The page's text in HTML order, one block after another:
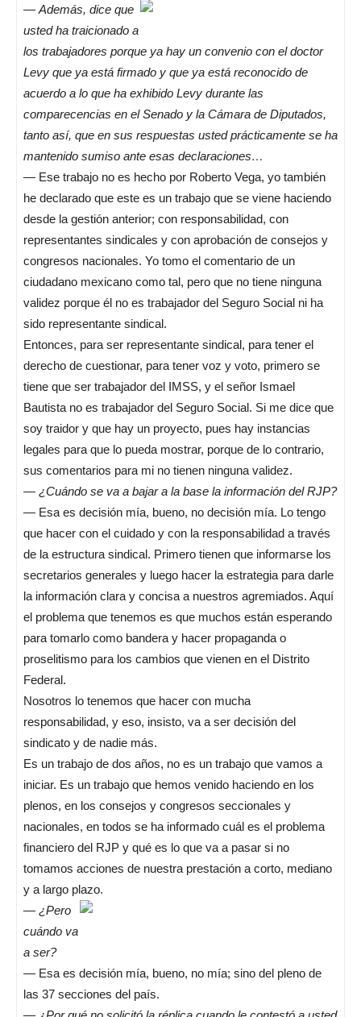
— Además, dice que
usted ha traicionado a
los trabajadores porque ya hay un convenio con el doctor
Levy que ya está firmado y que ya está reconocido de
acuerdo a lo que ha exhibido Levy durante las
comparecencias en el Senado y la Cámara de Diputados,
tanto así, que en sus respuestas usted prácticamente se ha
mantenido sumiso ante esas declaraciones…
— Ese trabajo no es hecho por Roberto Vega, yo también
he declarado que este es un trabajo que se viene haciendo
desde la gestión anterior; con responsabilidad, con
representantes sindicales y con aprobación de consejos y
congresos nacionales. Yo tomo el comentario de un
ciudadano mexicano como tal, pero que no tiene ninguna
validez porque él no es trabajador del Seguro Social ni ha
sido representante sindical.
Entonces, para ser representante sindical, para tener el
derecho de cuestionar, para tener voz y voto, primero se
tiene que ser trabajador del IMSS, y el señor Ismael
Bautista no es trabajador del Seguro Social. Si me dice que
soy traidor y que hay un proyecto, pues hay instancias
legales para que lo pueda mostrar, porque de lo contrario,
sus comentarios para mi no tienen ninguna validez.
— ¿Cuándo se va a bajar a la base la información del RJP?
— Esa es decisión mía, bueno, no decisión mía. Lo tengo
que hacer con el cuidado y con la responsabilidad a través
de la estructura sindical. Primero tienen que informarse los
secretarios generales y luego hacer la estrategia para darle
la información clara y concisa a nuestros agremiados. Aquí
el problema que tenemos es que muchos están esperando
para tomarlo como bandera y hacer propaganda o
proselitismo para los cambios que vienen en el Distrito
Federal.
Nosotros lo tenemos que hacer con mucha
responsabilidad, y eso, insisto, va a ser decisión del
sindicato y de nadie más.
Es un trabajo de dos años, no es un trabajo que vamos a
iniciar. Es un trabajo que hemos venido haciendo en los
plenos, en los consejos y congresos seccionales y
nacionales, en todos se ha informado cuál es el problema
financiero del RJP y qué es lo que va a pasar si no
tomamos acciones de nuestra prestación a corto, mediano
y a largo plazo.
— ¿Pero
cuándo va
a ser?
— Esa es decisión mía, bueno, no mía; sino del pleno de
las 37 secciones del país.